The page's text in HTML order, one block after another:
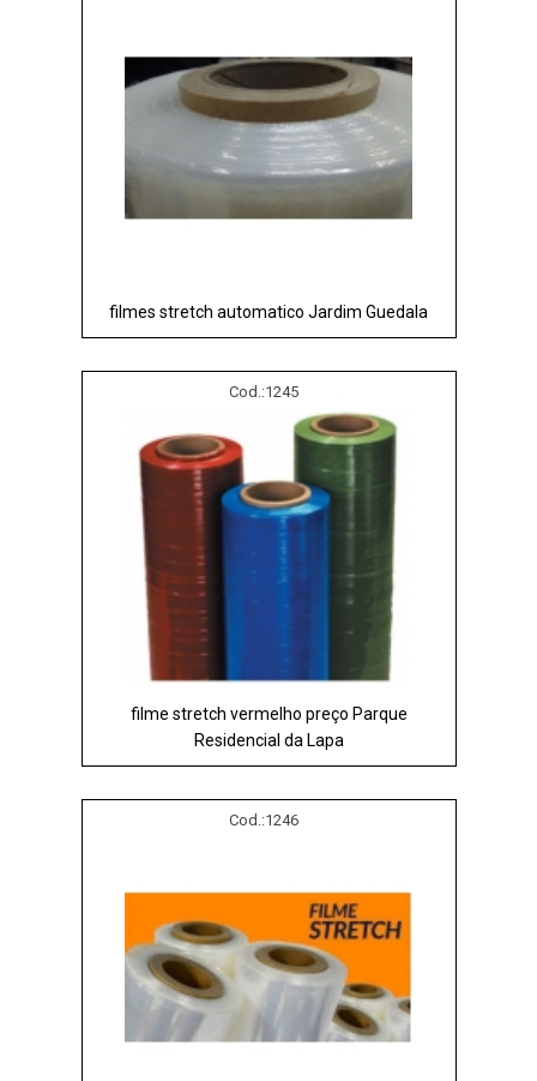
filmes stretch automatico Jardim Guedala
Cod.:1245
filme stretch vermelho preço Parque
Residencial da Lapa
Cod.:1246